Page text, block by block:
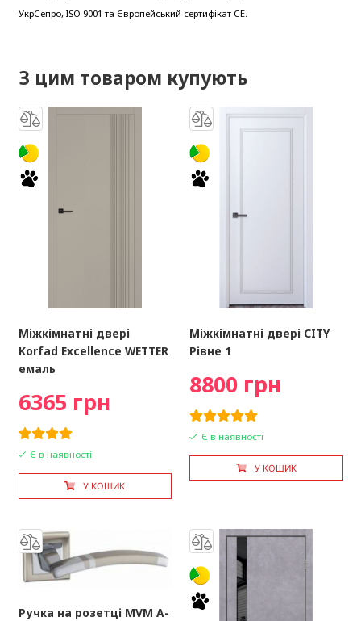
УкрСепро, ISO 9001 та Європейський сертифікат СЕ.
З цим товаром купують
Міжкімнатні двері
Korfad Excellence WETTER
емаль
6365 грн
Є в наявності
У КОШИК
Міжкімнатні двері CITY
Рівне 1
8800 грн
Є в наявності
У КОШИК
Ручка на розетці MVM A-